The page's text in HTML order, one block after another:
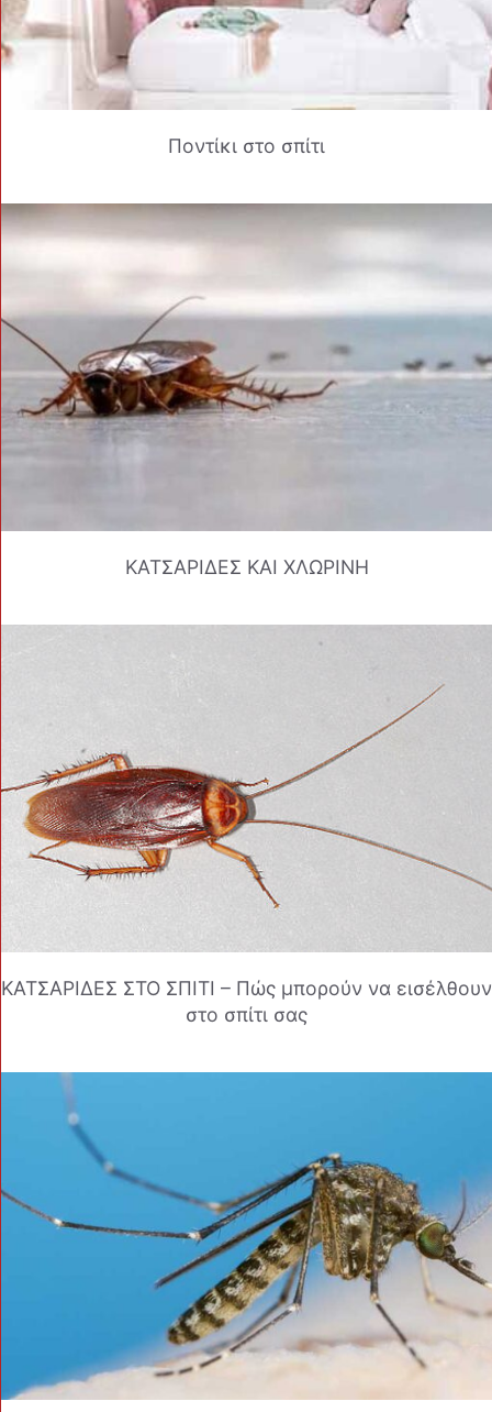
Ποντίκι στο σπίτι
ΚΑΤΣΑΡΙΔΕΣ ΚΑΙ ΧΛΩΡΙΝΗ
ΚΑΤΣΑΡΙΔΕΣ ΣΤΟ ΣΠΙΤΙ – Πώς μπορούν να εισέλθουν
στο σπίτι σας